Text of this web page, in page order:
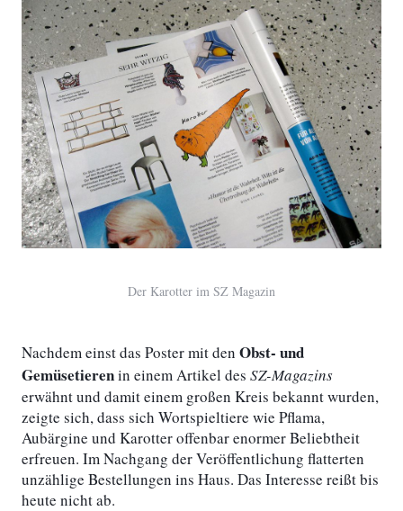
Der Karotter im SZ Magazin
Nachdem einst das Poster mit den Obst- und
Gemüsetierenin einem Artikel des SZ-Magazins
erwähnt und damit einem großen Kreis bekannt wurden,
zeigte sich, dass sich Wortspieltiere wie Pflama,
Aubärgine und Karotter offenbar enormer Beliebtheit
erfreuen. Im Nachgang der Veröffentlichung flatterten
unzählige Bestellungen ins Haus. Das Interesse reißt bis
heute nicht ab.